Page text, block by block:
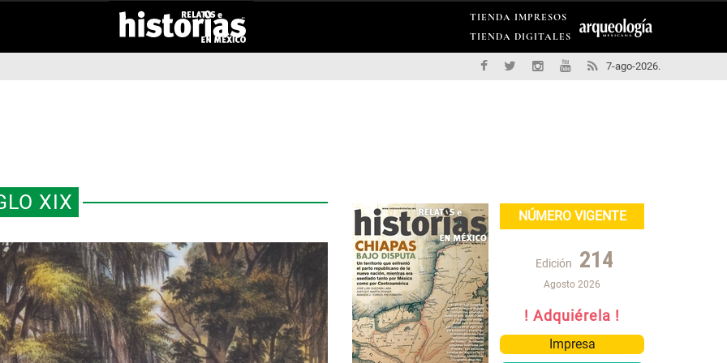
TIENDA IMPRESOS
TIENDA DIGITALES
7-ago-2026.
XIX
NÚMERO VIGENTE
Edición 214
Agosto 2026
! Adquiérela !
Impresa